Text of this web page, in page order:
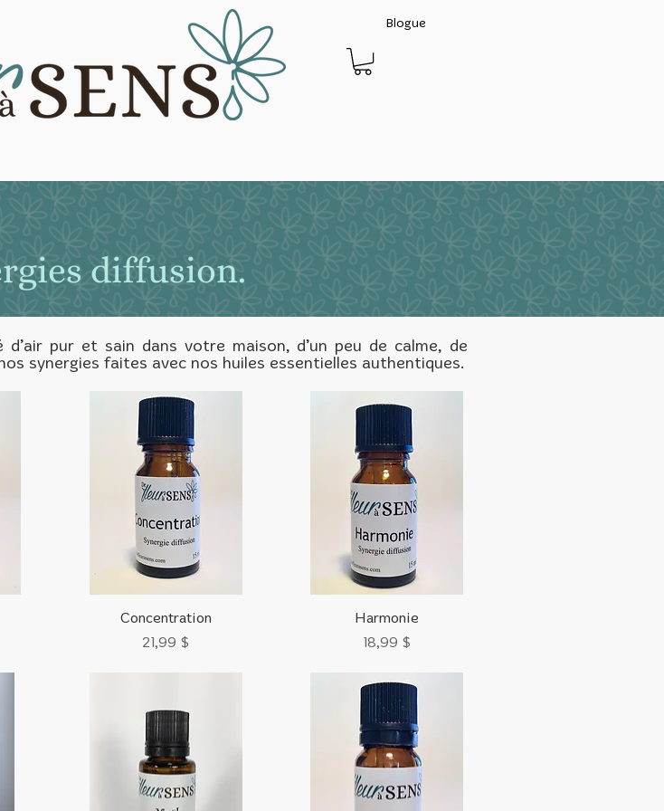
Blogue
diffusion.
pur et sain dans votre maison, d’un peu de calme, de
synergies faites avec nos huiles essentielles authentiques.
Aperçu rapide
Concentration
Prix
21,99 $
Aperçu rapide
Harmonie
Prix
18,99 $